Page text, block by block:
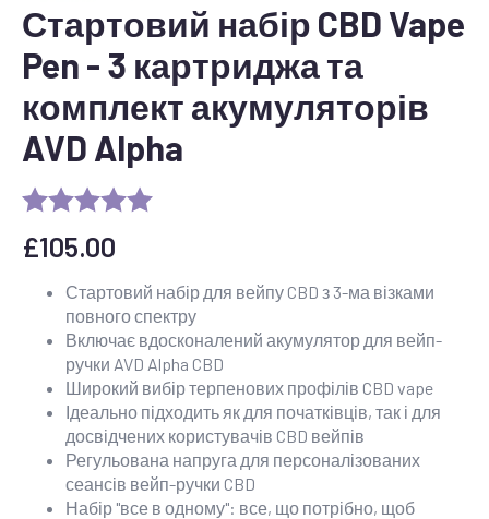
Стартовий набір CBD Vape
Pen - 3 картриджа та
комплект акумуляторів
AVD Alpha
£105.00
Стартовий набір для вейпу CBD з 3-ма візками
повного спектру
Включає вдосконалений акумулятор для вейп-
ручки AVD Alpha CBD
Широкий вибір терпенових профілів CBD vape
Ідеально підходить як для початківців, так і для
досвідчених користувачів CBD вейпів
Регульована напруга для персоналізованих
сеансів вейп-ручки CBD
Набір "все в одному": все, що потрібно, щоб